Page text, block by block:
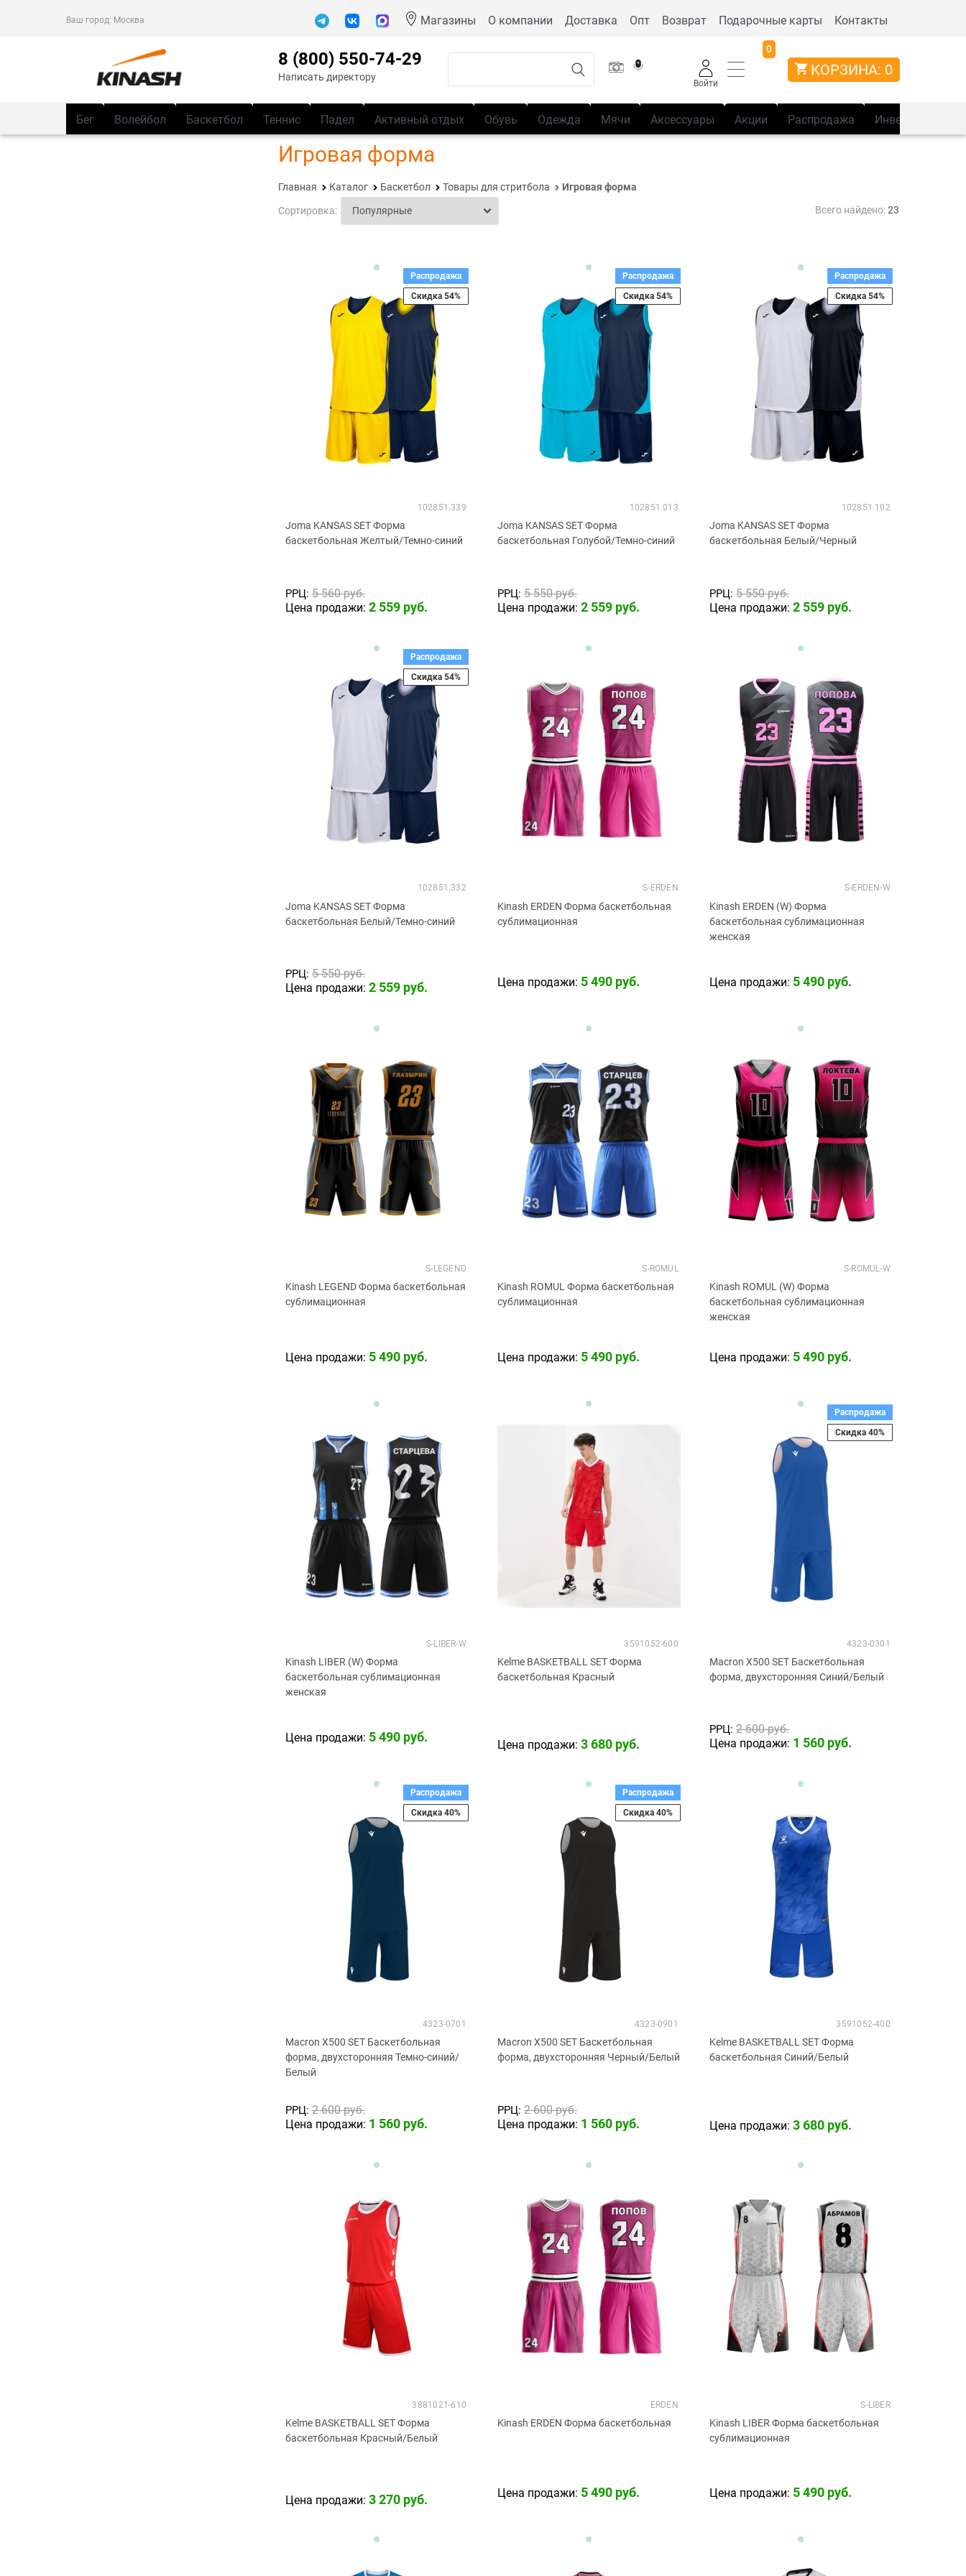
Ваш город: Москва Магазины О компании Доставка Опт Возврат Подарочные карты Контакты
8 (800) 550-74-29
Написать директору
Войти
0
КОРЗИНА: 0
Бег Волейбол Баскетбол Теннис Падел Активный отдых Обувь Одежда Мячи Аксессуары Акции Распродажа Инвентарь
Игровая форма
Главная Каталог Баскетбол Товары для стритбола Игровая форма
Сортировка: Всего найдено:23
Joma KANSAS SET Форма
баскетбольная Желтый/Темно-синий
102851.339
РРЦ: 5 560 руб.
Цена продажи: 2 559 руб.
Распродажа
Скидка 54%
Joma KANSAS SET Форма
баскетбольная Голубой/Темно-синий
102851.013
РРЦ: 5 550 руб.
Цена продажи: 2 559 руб.
Распродажа
Скидка 54%
Joma KANSAS SET Форма
баскетбольная Белый/Черный
102851.102
РРЦ: 5 550 руб.
Цена продажи: 2 559 руб.
Распродажа
Скидка 54%
Joma KANSAS SET Форма
баскетбольная Белый/Темно-синий
102851.332
РРЦ: 5 550 руб.
Цена продажи: 2 559 руб.
Распродажа
Скидка 54%
Kinash ERDEN Форма баскетбольная
сублимационная
S-ERDEN
Цена продажи: 5 490 руб.
Kinash ERDEN (W) Форма
баскетбольная сублимационная
женская
S-ERDEN-W
Цена продажи: 5 490 руб.
Kinash LEGEND Форма баскетбольная
сублимационная
S-LEGEND
Цена продажи: 5 490 руб.
Kinash ROMUL Форма баскетбольная
сублимационная
S-ROMUL
Цена продажи: 5 490 руб.
Kinash ROMUL (W) Форма
баскетбольная сублимационная
женская
S-ROMUL-W
Цена продажи: 5 490 руб.
Kinash LIBER (W) Форма
баскетбольная сублимационная
женская
S-LIBER-W
Цена продажи: 5 490 руб.
Kelme BASKETBALL SET Форма
баскетбольная Красный
3591052-600
Цена продажи: 3 680 руб.
Macron X500 SET Баскетбольная
форма, двухсторонняя Синий/Белый
4323-0301
РРЦ: 2 600 руб.
Цена продажи: 1 560 руб.
Распродажа
Скидка 40%
Macron X500 SET Баскетбольная
форма, двухсторонняя Темно-синий/
Белый
4323-0701
РРЦ: 2 600 руб.
Цена продажи: 1 560 руб.
Распродажа
Скидка 40%
Macron X500 SET Баскетбольная
форма, двухсторонняя Черный/Белый
4323-0901
РРЦ: 2 600 руб.
Цена продажи: 1 560 руб.
Распродажа
Скидка 40%
Kelme BASKETBALL SET Форма
баскетбольная Синий/Белый
3591052-400
Цена продажи: 3 680 руб.
Kelme BASKETBALL SET Форма
баскетбольная Красный/Белый
3881021-610
Цена продажи: 3 270 руб.
Kinash ERDEN Форма баскетбольная
ERDEN
Цена продажи: 5 490 руб.
Kinash LIBER Форма баскетбольная
сублимационная
S-LIBER
Цена продажи: 5 490 руб.